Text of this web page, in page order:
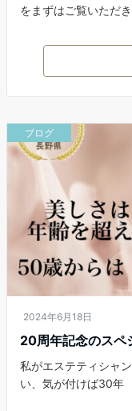
をまずはご覧いただ
ブログ
2024年6月18日
20周年記念のスペ
私がエステティシャ
い、気が付けば30年